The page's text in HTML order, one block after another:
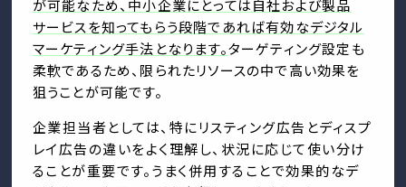
が可能なため、中小企業にとっては自社および製品
サービスを知ってもらう段階であれば有効なデジタル
マーケティング手法となります。ターゲティング設定も
柔軟であるため、限られたリソースの中で高い効果を
狙うことが可能です。
企業担当者としては、特にリスティング広告とディスプ
レイ広告の違いをよく理解し、状況に応じて使い分け
ることが重要です。うまく併用することで効果的なデ